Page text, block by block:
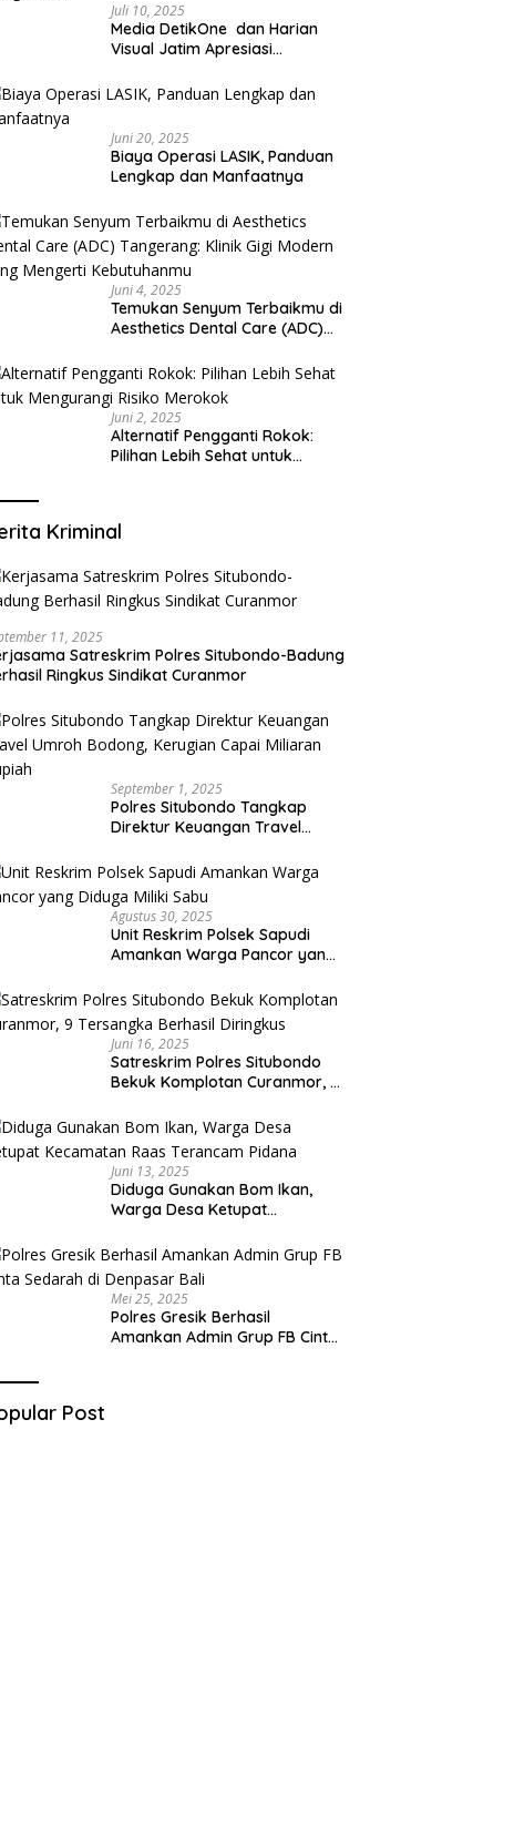
Juli 10, 2025
Media DetikOne dan Harian
Visual Jatim Apresiasi
Bangsalsari
Juni 20, 2025
Biaya Operasi LASIK, Panduan
Lengkap dan Manfaatnya
Juni 4, 2025
Temukan Senyum Terbaikmu di
Aesthetics Dental Care (ADC)
yang Mengerti Kebutuhanmu
Juni 2, 2025
Alternatif Pengganti Rokok:
Pilihan Lebih Sehat untuk
Kriminal
11, 2025
Satreskrim Polres Situbondo-Badung
Ringkus Sindikat Curanmor
September 1, 2025
Polres Situbondo Tangkap
Direktur Keuangan Travel
Capai Miliaran Rupiah
Agustus 30, 2025
Unit Reskrim Polsek Sapudi
Amankan Warga Pancor yang
Juni 16, 2025
Satreskrim Polres Situbondo
Bekuk Komplotan Curanmor, 9
Juni 13, 2025
Diduga Gunakan Bom Ikan,
Warga Desa Ketupat
Pidana
Mei 25, 2025
Polres Gresik Berhasil
Amankan Admin Grup FB Cinta
Post